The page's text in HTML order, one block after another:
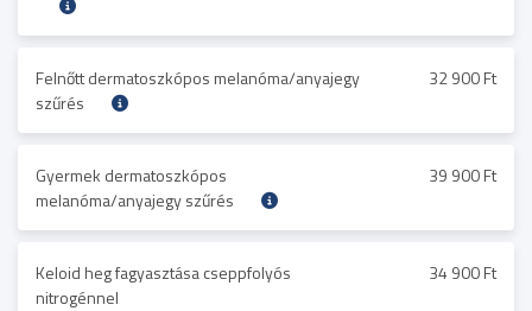
Felnőtt dermatoszkópos melanóma/anyajegy
szűrés
32 900 Ft
Gyermek dermatoszkópos
melanóma/anyajegy szűrés
39 900 Ft
Keloid heg fagyasztása cseppfolyós
nitrogénnel
34 900 Ft